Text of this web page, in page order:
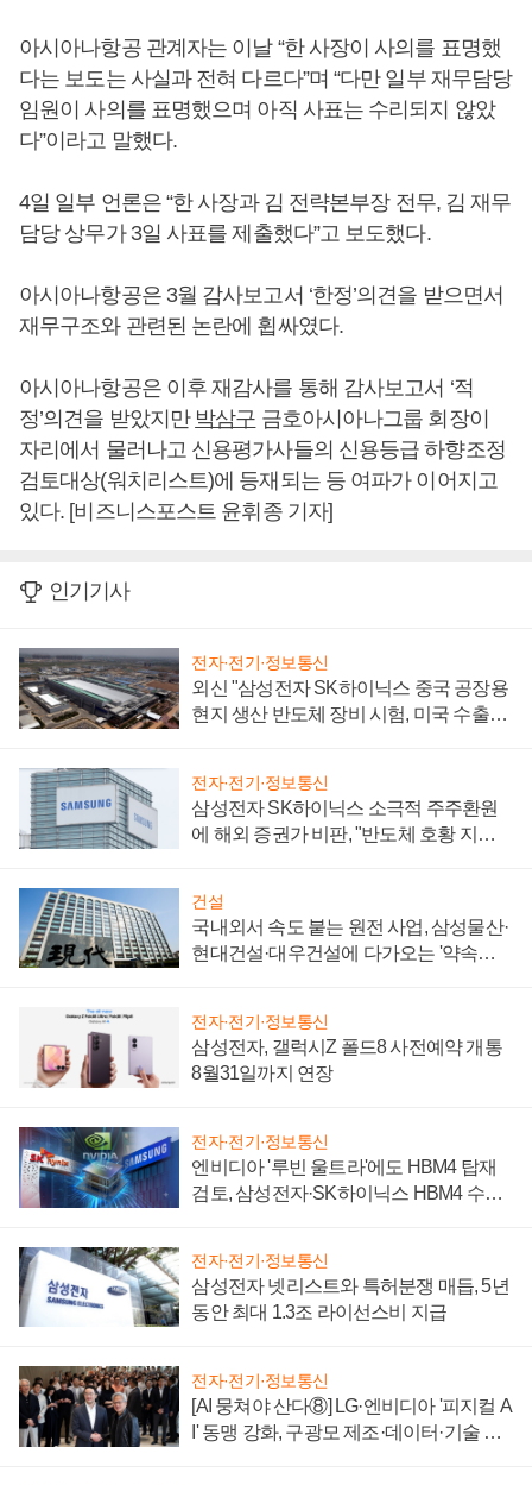
아시아나항공 관계자는 이날 “한 사장이 사의를 표명했
다는 보도는 사실과 전혀 다르다”며 “다만 일부 재무담당
임원이 사의를 표명했으며 아직 사표는 수리되지 않았
다”이라고 말했다.
4일 일부 언론은 “한 사장과 김 전략본부장 전무, 김 재무
담당 상무가 3일 사표를 제출했다”고 보도했다.
아시아나항공은 3월 감사보고서 ‘한정’의견을 받으면서
재무구조와 관련된 논란에 휩싸였다.
아시아나항공은 이후 재감사를 통해 감사보고서 ‘적
정’의견을 받았지만 박삼구 금호아시아나그룹 회장이
자리에서 물러나고 신용평가사들의 신용등급 하향조정
검토대상(워치리스트)에 등재되는 등 여파가 이어지고
있다. [비즈니스포스트 윤휘종 기자]
인기기사
전자·전기·정보통신
외신 "삼성전자 SK하이닉스 중국 공장용
현지 생산 반도체 장비 시험, 미국 수출통
전자·전기·정보통신
삼성전자 SK하이닉스 소극적 주주환원
에 해외 증권가 비판, "반도체 호황 지속
건설
국내외서 속도 붙는 원전 사업, 삼성물산·
현대건설·대우건설에 다가오는 '약속의
전자·전기·정보통신
삼성전자, 갤럭시Z 폴드8 사전예약 개통
8월31일까지 연장
전자·전기·정보통신
엔비디아 '루빈 울트라'에도 HBM4 탑재
검토, 삼성전자·SK하이닉스 HBM4 수율
전자·전기·정보통신
삼성전자 넷리스트와 특허분쟁 매듭, 5년
동안 최대 1.3조 라이선스비 지급
전자·전기·정보통신
[AI 뭉쳐야 산다⑧] LG·엔비디아 '피지컬 A
I' 동맹 강화, 구광모 제조·데이터·기술 결